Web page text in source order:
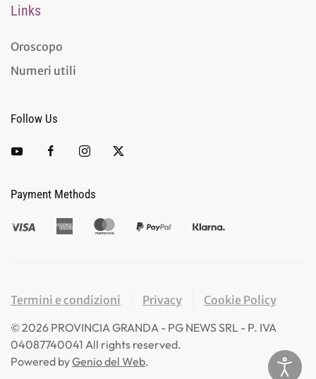
Links
Oroscopo
Numeri utili
Follow Us
Payment Methods
Termini e condizioni Privacy
Cookie Policy
©2026 PROVINCIA GRANDA - PG NEWS SRL - P. IVA
04087740041 All rights reserved.
Powered byGenio del Web.